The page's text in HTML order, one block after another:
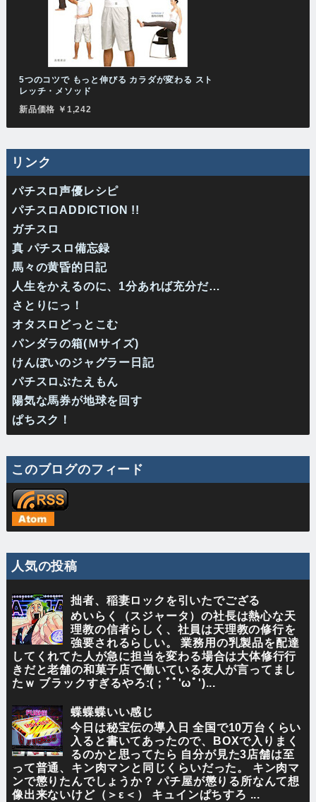
5つのコツで もっと伸びる カラダが変わる スト
レッチ・メソッド
新品価格 ￥1,242
リンク
パチスロ声優レシピ
パチスロADDICTION !!
ガチスロ
真 パチスロ備忘録
馬々の黄昏的日記
人生をかえるのに、1分あれば充分だ…
さとりにっ！
オタスロどっとこむ
パンダラの箱(Ｍサイズ)
けんぼいのジャグラー日記
パチスロぶたえもん
陽気な馬券が地球を回す
ぱちスク！
このブログのフィード
人気の投稿
拙者、稲妻ロックを引いたでござる
めいらく（スジャータ）の社長は熱心な天
理教の信者らしく、社員は天理教の修行を
強要されるらしい。 業務用の乳製品を配達
してくれてた人が急に担当を変わる場合は大体修行行
きだと老舗の和菓子店で働いている友人が言ってまし
たｗ ブラックすぎるやろ:(；ﾞﾟ'ωﾟ')...
蝶蝶蝶いい感じ
今日は秘宝伝の導入日 全国で10万台くらい
入ると書いてあったので、BOXで入りまく
るのかと思ってたら 自分が見た3店舗は至
って普通、キン肉マンと同じくらいだった。 キン肉マ
ンで懲りたんでしょうか？ パチ屋が懲りる所なんて想
像出来ないけど（＞ε＜） キュインぱちすろ ...